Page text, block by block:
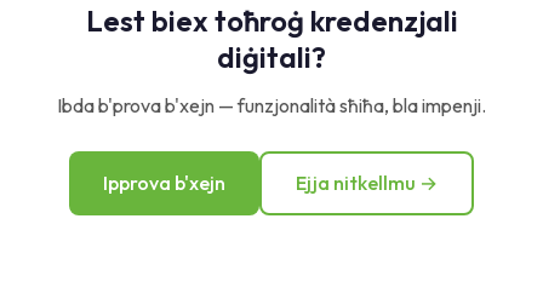
Lest biex toħroġ kredenzjali
diġitali?
Ibda b'prova b'xejn — funzjonalità sħiħa, bla impenji.
Ipprova b'xejn Ejja nitkellmu →